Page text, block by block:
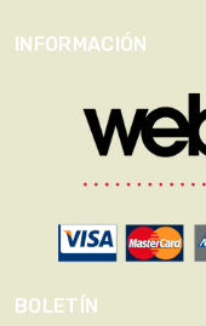
INFORMACIÓN
BOLETÍN